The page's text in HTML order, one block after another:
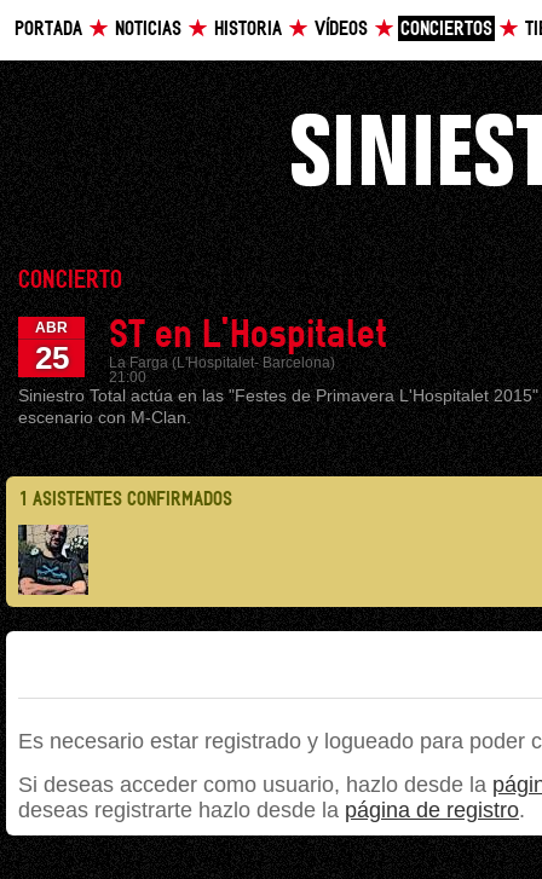
PORTADA NOTICIAS HISTORIA VÍDEOS CONCIERTOS
CONCIERTO
ABR
25
ST en L'Hospitalet
La Farga (L'Hospitalet- Barcelona)
21:00
Siniestro Total actúa en las "Festes de Primavera L'Hospitalet
escenario con M-Clan.
1 ASISTENTES CONFIRMADOS
Es necesario estar registrado y logueado para poder
Si deseas acceder como usuario, hazlo desde la
deseas registrarte hazlo desde la página de registro.